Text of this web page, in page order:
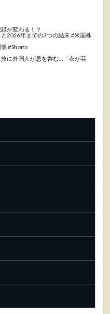
が変わる！？
2026年までの3つの結末 #米国株
#Shorts
技に外国人が息を呑む…「衣が芸